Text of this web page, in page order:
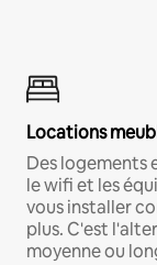
Locations
Des logements
le wifi et les
vous installer
plus. C'est
moyenne ou